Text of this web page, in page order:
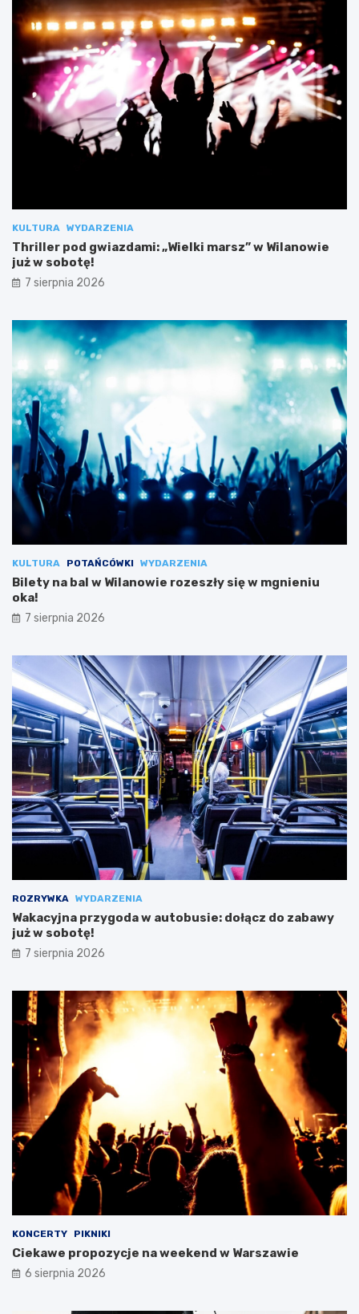
KULTURA WYDARZENIA
Thriller pod gwiazdami: „Wielki marsz” w Wilanowie
już w sobotę!
7 sierpnia 2026
KULTURA POTAŃCÓWKI WYDARZENIA
Bilety na bal w Wilanowie rozeszły się w mgnieniu
oka!
7 sierpnia 2026
ROZRYWKA WYDARZENIA
Wakacyjna przygoda w autobusie: dołącz do zabawy
już w sobotę!
7 sierpnia 2026
KONCERTY PIKNIKI
Ciekawe propozycje na weekend w Warszawie
6 sierpnia 2026